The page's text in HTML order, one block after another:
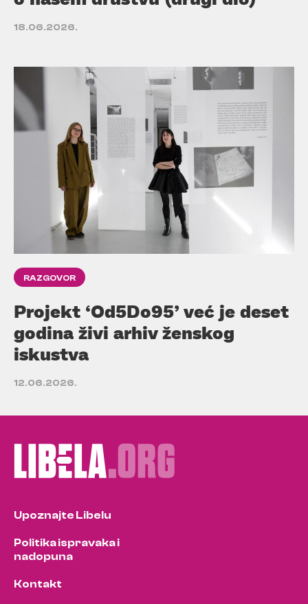
18.06.2026.
RAZGOVOR
Projekt ‘Od5Do95’ već je deset
godina živi arhiv ženskog
iskustva
12.06.2026.
Upoznajte Libelu
Politika ispravaka i
nadopuna
Kontakt